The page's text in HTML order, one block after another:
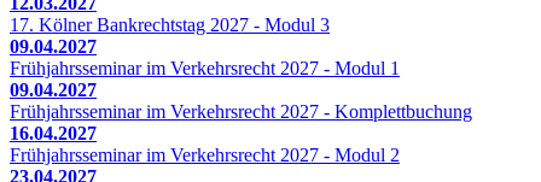
17. Kölner Bankrechtstag 2027 - Modul 3
09.04.2027
Frühjahrsseminar im Verkehrsrecht 2027 - Modul 1
09.04.2027
Frühjahrsseminar im Verkehrsrecht 2027 - Komplettbuchung
16.04.2027
Frühjahrsseminar im Verkehrsrecht 2027 - Modul 2
23.04.2027